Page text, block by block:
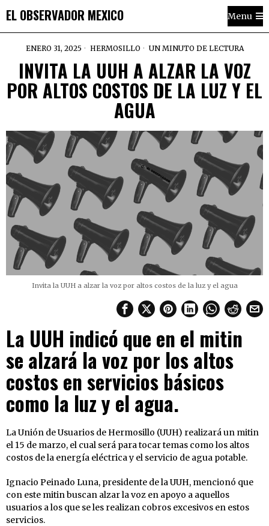
EL OBSERVADOR MEXICO Menu
ENERO 31, 2025 HERMOSILLO UN MINUTO DE LECTURA
INVITA LA UUH A ALZAR LA VOZ
POR ALTOS COSTOS DE LA LUZ Y EL
AGUA
Invita la UUH a alzar la voz por altos costos de la luz y el agua
La UUH indicó que en el mitin
se alzará la voz por los altos
costos en servicios básicos
como la luz y el agua.
La Unión de Usuarios de Hermosillo (UUH) realizará un mitin
el 15 de marzo, el cual será para tocar temas como los altos
costos de la energía eléctrica y el servicio de agua potable.
Ignacio Peinado Luna, presidente de la UUH, mencionó que
con este mitin buscan alzar la voz en apoyo a aquellos
usuarios a los que se les realizan cobros excesivos en estos
servicios.